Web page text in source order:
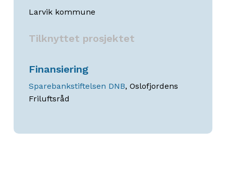
Larvik kommune
Tilknyttet prosjektet
Finansiering
Sparebankstiftelsen DNB, Oslofjordens
Friluftsråd